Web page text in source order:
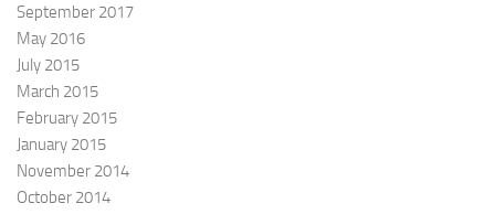
September 2017
May 2016
July 2015
March 2015
February 2015
January 2015
November 2014
October 2014